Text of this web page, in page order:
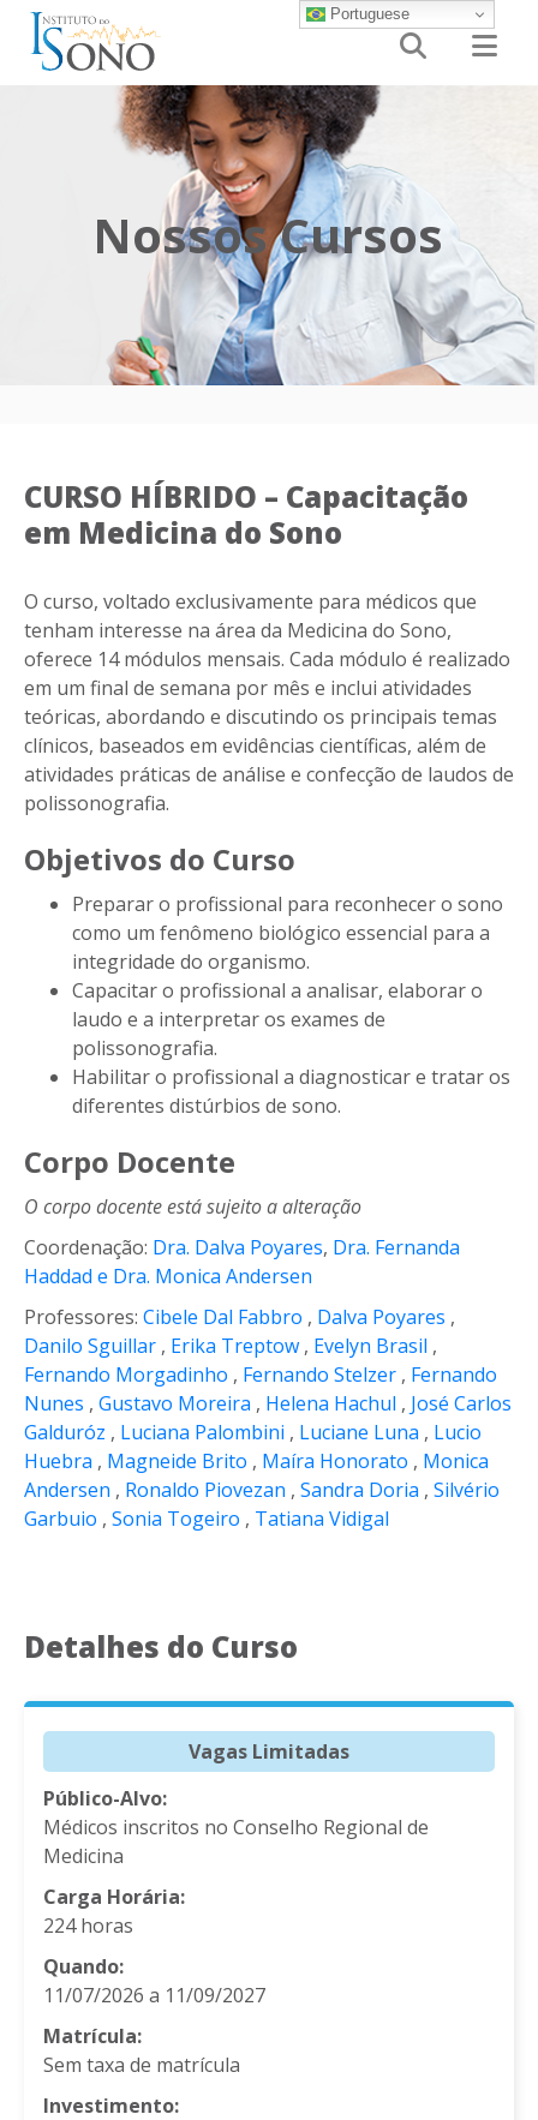
 
Nossos Cursos
CURSO HÍBRIDO – Capacitação
em Medicina do Sono
O curso, voltado exclusivamente para médicos que
tenham interesse na área da Medicina do Sono,
oferece 14 módulos mensais. Cada módulo é realizado
em um final de semana por mês e inclui atividades
teóricas, abordando e discutindo os principais temas
clínicos, baseados em evidências científicas, além de
atividades práticas de análise e confecção de laudos de
polissonografia.
Objetivos do Curso
Preparar o profissional para reconhecer o sono
como um fenômeno biológico essencial para a
integridade do organismo.
Capacitar o profissional a analisar, elaborar o
laudo e a interpretar os exames de
polissonografia.
Habilitar o profissional a diagnosticar e tratar os
diferentes distúrbios de sono.
Corpo Docente
O corpo docente está sujeito a alteração
Coordenação: Dra. Dalva Poyares, Dra. Fernanda
Haddad e Dra. Monica Andersen
Professores: Cibele Dal Fabbro , Dalva Poyares ,
Danilo Sguillar , Erika Treptow , Evelyn Brasil ,
Fernando Morgadinho , Fernando Stelzer , Fernando
Nunes , Gustavo Moreira , Helena Hachul , José Carlos
Galduróz , Luciana Palombini , Luciane Luna , Lucio
Huebra , Magneide Brito , Maíra Honorato , Monica
Andersen , Ronaldo Piovezan , Sandra Doria , Silvério
Garbuio , Sonia Togeiro , Tatiana Vidigal
Detalhes do Curso
Vagas Limitadas
Público-Alvo:
Médicos inscritos no Conselho Regional de
Medicina
Carga Horária:
224 horas
Quando:
11/07/2026 a 11/09/2027
Matrícula:
Sem taxa de matrícula
Investimento:
Portuguese